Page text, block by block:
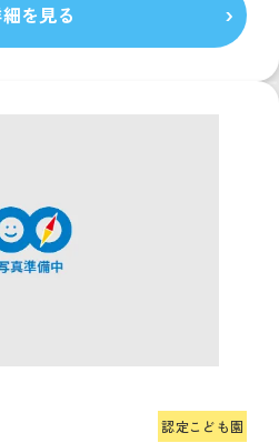
を見る
認定こども園